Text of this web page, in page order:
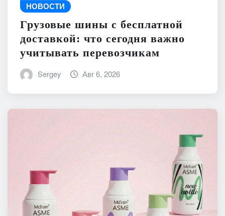
НОВОСТИ
Грузовые шины с бесплатной
доставкой: что сегодня важно
учитывать перевозчикам
Sergey Авг 6, 2026